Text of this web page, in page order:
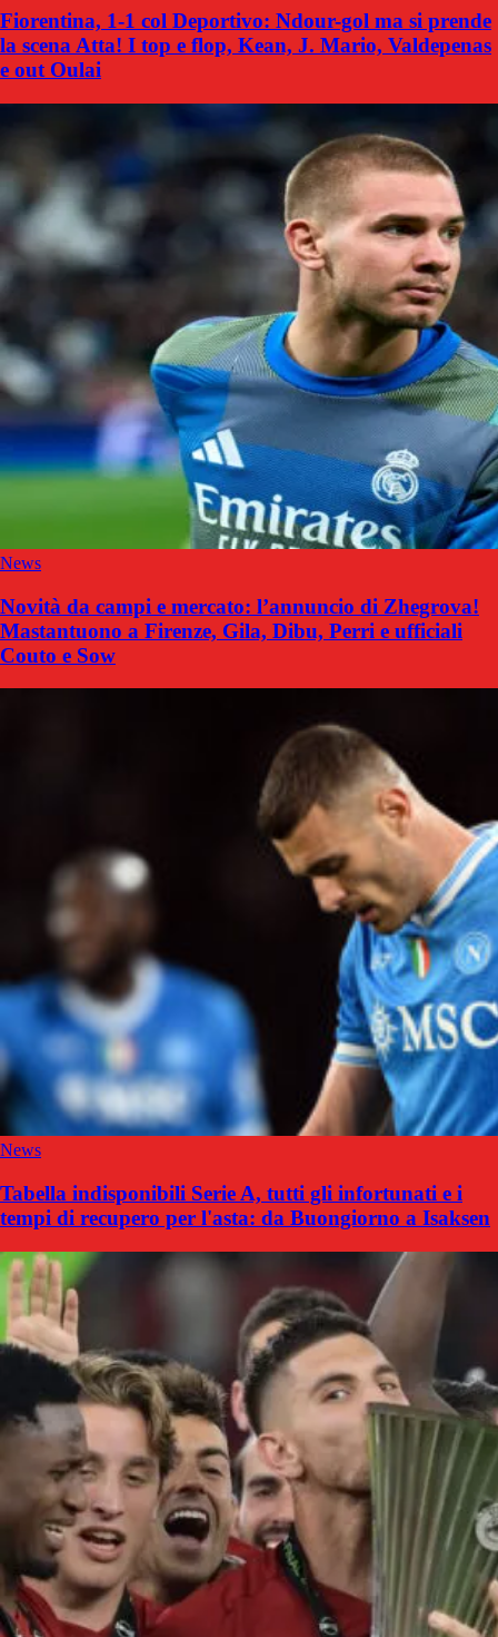
Fiorentina, 1-1 col Deportivo: Ndour-gol ma si prende
la scena Atta! I top e flop, Kean, J. Mario, Valdepenas
e out Oulai
News
Novità da campi e mercato: l’annuncio di Zhegrova!
Mastantuono a Firenze, Gila, Dibu, Perri e ufficiali
Couto e Sow
News
Tabella indisponibili Serie A, tutti gli infortunati e i
tempi di recupero per l'asta: da Buongiorno a Isaksen